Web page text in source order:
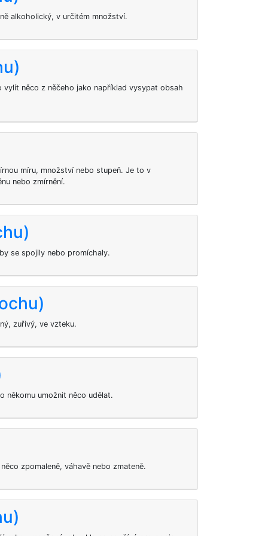
alkoholický, v určitém množství.
vylít něco z něčeho jako například vysypat obsah
míru, množství nebo stupeň. Je to v
nebo zmírnění.
se spojily nebo promíchaly.
zuřivý, ve vzteku.
někomu umožnit něco udělat.
zpomaleně, váhavě nebo zmateně.